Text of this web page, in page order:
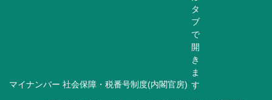
マイナンバー 社会保障・税番号制度(内閣官房)